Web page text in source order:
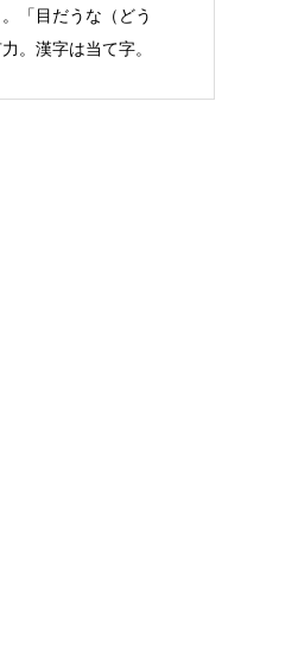
「目だうな（どう
。漢字は当て字。